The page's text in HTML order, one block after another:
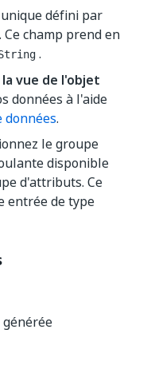
défini par
champ prend en
.
vue de l'objet
données à l'aide
données.
le groupe
disponible
d'attributs. Ce
entrée de type